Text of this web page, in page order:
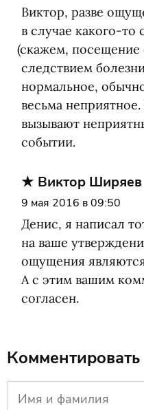
Виктор, разве
в случае какого-то
(скажем, посещение
следствием
нормальное,
весьма
вызывают
событии.
Виктор Ширяев
9 мая 2016 в 09:50
Денис, я написал
на ваше
ощущения
А с этим вашим
согласен.
Комментировать